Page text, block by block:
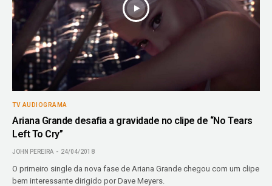
TV AUDIOGRAMA
Ariana Grande desafia a gravidade no clipe de “No Tears
Left To Cry”
JOHN PEREIRA 24/04/2018
O primeiro single da nova fase de Ariana Grande chegou com um clipe
bem interessante dirigido por Dave Meyers.